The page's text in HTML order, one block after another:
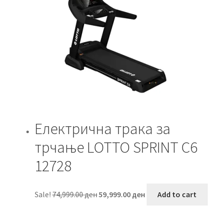
Електрична трака за
трчање LOTTO SPRINT C6
12728
Sale!74,999.00ден
price
59,999.00 ден Add to cart